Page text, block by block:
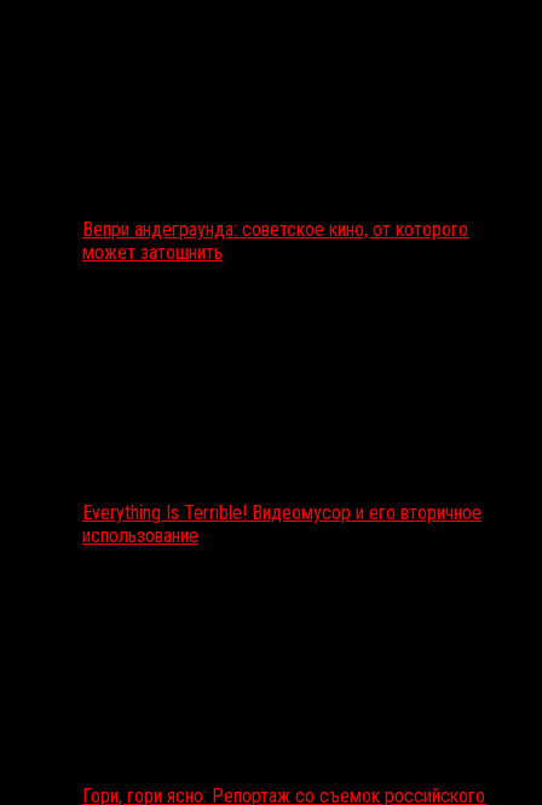
Вепри андеграунда: советское кино, от которого
может затошнить
Everything Is Terrible! Видеомусор и его вторичное
использование
Гори, гори ясно: Репортаж со съемок российского